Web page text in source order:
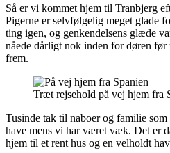
Så er vi kommet hjem til Tranbjerg
Pigerne er selvfølgelig meget glade
ting igen, og genkendelsens glæde
nåede dårligt nok inden for døren
frem.
Træt rejsehold på vej hjem fra
Tusinde tak til naboer og familie
have mens vi har været væk. Det er
hjem til et rent hus og en velholdt